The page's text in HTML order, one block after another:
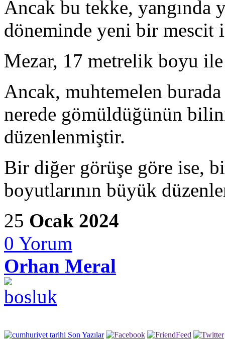
Ancak bu tekke, yangında
döneminde yeni bir mescit
Mezar, 17 metrelik boyu
Ancak, muhtemelen
nerede gömüldüğünün
düzenlenmiştir.
Bir diğer görüşe göre ise,
boyutlarının büyük
25 Ocak 2024
0 Yorum
Orhan Meral